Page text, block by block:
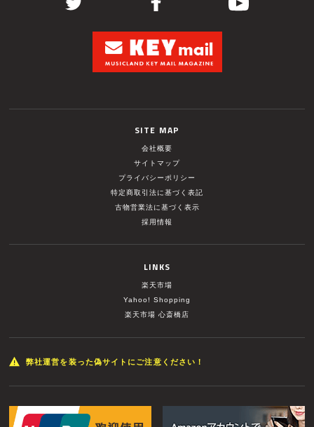
SITE MAP
会社概要
サイトマップ
プライバシーポリシー
特定商取引法に基づく表記
古物営業法に基づく表示
採用情報
LINKS
楽天市場
Yahoo! Shopping
楽天市場 心斎橋店
弊社運営を装った偽サイトにご注意ください！